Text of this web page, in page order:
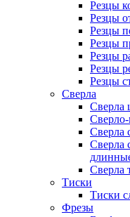
Резцы
Резцы
Резцы
Резцы
Резцы
Резцы
Резцы
Сверла
Сверла
Сверла
Сверла
Сверла
Тиски
Тиски
Фрезы